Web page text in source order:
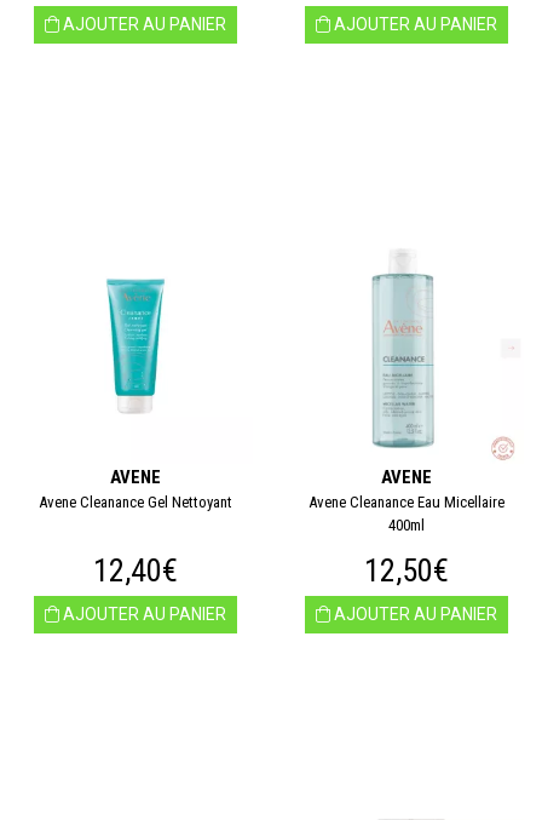
AJOUTER AU PANIER AJOUTER AU PANIER
AVENE
Avene Cleanance Gel Nettoyant
12,40€
AJOUTER AU PANIER
AVENE
Avene Cleanance Eau Micellaire
400ml
12,50€
AJOUTER AU PANIER